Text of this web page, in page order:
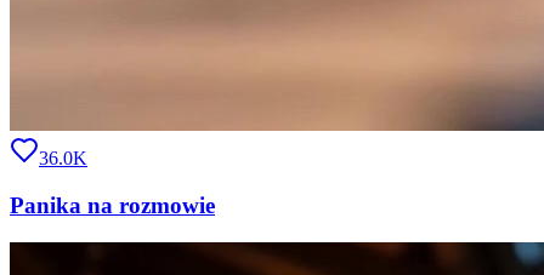
36.0K
Panika na rozmowie